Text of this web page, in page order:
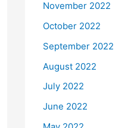
November 2022
October 2022
September 2022
August 2022
July 2022
June 2022